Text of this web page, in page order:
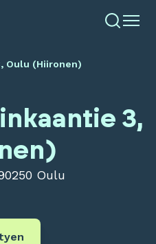
Oulu (Hiironen)
3,
Oulu